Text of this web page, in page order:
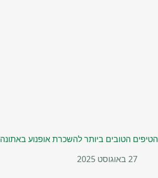
הטיפים הטובים ביותר להשכרת אופנוע באתונה
27 באוגוסט 2025